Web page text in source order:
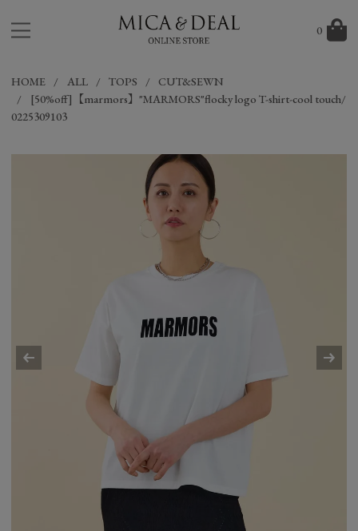
0
HOME ALL TOPS
CUT&SEWN
[50%off]【marmors】"MARMORS"flocky logo T-shirt-cool touch/
0225309103